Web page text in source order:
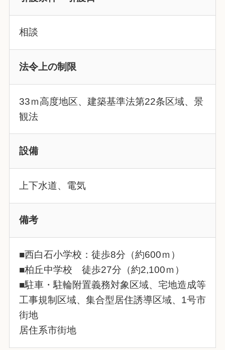
相談
法令上の制限
33ｍ高度地区、建築基準法第22条区域、景
観法
設備
上下水道、電気
備考
■西白石小学校：徒歩8分（約600ｍ）
■柏丘中学校 徒歩27分（約2,100ｍ）
■駐車・駐輪附置義務対象区域、宅地造成等
工事規制区域、集合型居住誘導区域、1号市
街地
居住系市街地